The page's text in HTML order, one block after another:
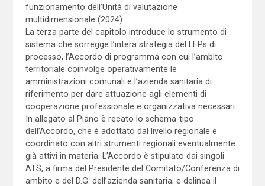
funzionamento dell’Unità di valutazione
multidimensionale (2024).
La terza parte del capitolo introduce lo strumento di
sistema che sorregge l’intera strategia del LEPs di
processo, l’Accordo di programma con cui l’ambito
territoriale coinvolge operativamente le
amministrazioni comunali e l’azienda sanitaria di
riferimento per dare attuazione agli elementi di
cooperazione professionale e organizzativa necessari.
In allegato al Piano è recato lo schema-tipo
dell’Accordo, che è adottato dal livello regionale e
coordinato con altri strumenti regionali eventualmente
già attivi in materia. L’Accordo è stipulato dai singoli
ATS, a firma del Presidente del Comitato/Conferenza di
ambito e del D.G. dell’azienda sanitaria; e delinea il